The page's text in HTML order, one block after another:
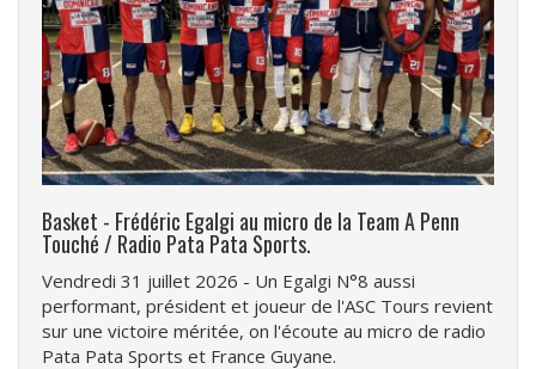
Basket - Frédéric Egalgi au micro de la Team A Penn
Touché / Radio Pata Pata Sports.
Vendredi 31 juillet 2026 - Un Egalgi N°8 aussi
performant, président et joueur de l'ASC Tours revient
sur une victoire méritée, on l'écoute au micro de radio
Pata Pata Sports et France Guyane.